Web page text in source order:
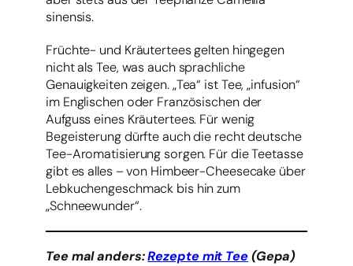
sinensis.
Früchte- und Kräutertees gelten hingegen
nicht als Tee, was auch sprachliche
Genauigkeiten zeigen. „Tea“ ist Tee, „infusion“
im Englischen oder Französischen der
Aufguss eines Kräutertees. Für wenig
Begeisterung dürfte auch die recht deutsche
Tee-Aromatisierung sorgen. Für die Teetasse
gibt es alles – von Himbeer-Cheesecake über
Lebkuchengeschmack bis hin zum
„Schneewunder“.
Tee mal anders:Rezepte mit Tee(Gepa)